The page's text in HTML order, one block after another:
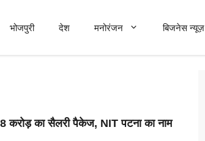
भोजपुरी देश मनोरंजन बिजनेस न्यूज़
करोड़ का सैलरी पैकेज, NIT पटना का नाम